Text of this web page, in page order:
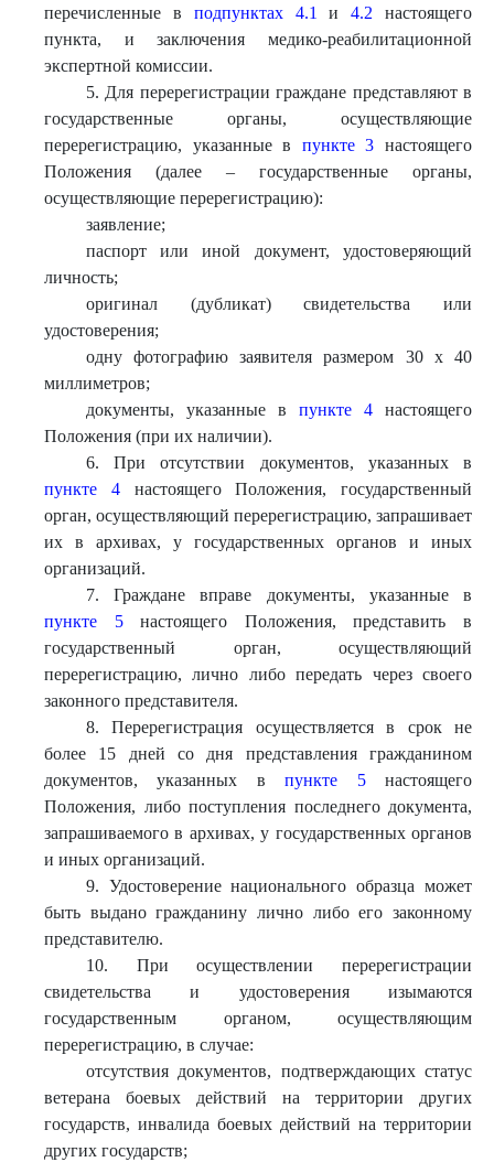
перечисленные в подпунктах 4.1 и4.2 настоящего
пункта, и заключения медико-реабилитационной
экспертной комиссии.
5. Для перерегистрации граждане представляют в
государственные органы, осуществляющие
перерегистрацию, указанные в пункте 3 настоящего
Положения (далее – государственные органы,
осуществляющие перерегистрацию):
заявление;
паспорт или иной документ, удостоверяющий
личность;
оригинал (дубликат) свидетельства или
удостоверения;
одну фотографию заявителя размером 30 x 40
миллиметров;
документы, указанные в пункте 4настоящего
Положения (при их наличии).
6. При отсутствии документов, указанных в
пункте 4настоящего Положения, государственный
орган, осуществляющий перерегистрацию, запрашивает
их в архивах, у государственных органов и иных
организаций.
7. Граждане вправе документы, указанные в
пункте 5настоящего Положения, представить в
государственный орган, осуществляющий
перерегистрацию, лично либо передать через своего
законного представителя.
8. Перерегистрация осуществляется в срок не
более 15 дней со дня представления гражданином
документов, указанных впункте 5настоящего
Положения, либо поступления последнего документа,
запрашиваемого в архивах, у государственных органов
и иных организаций.
9. Удостоверение национального образца может
быть выдано гражданину лично либо его законному
представителю.
10. При осуществлении перерегистрации
свидетельства и удостоверения изымаются
государственным органом, осуществляющим
перерегистрацию, в случае:
отсутствия документов, подтверждающих статус
ветерана боевых действий на территории других
государств, инвалида боевых действий на территории
других государств;